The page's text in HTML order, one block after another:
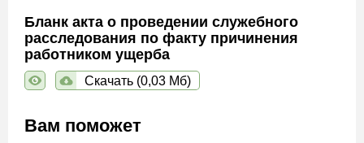
Бланк акта о проведении служебного
расследования по факту причинения
работником ущерба
Скачать (0,03 Мб)
Вам поможет